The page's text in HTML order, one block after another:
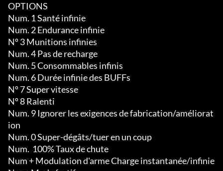
OPTIONS
Num. 1 Santé infinie
Num. 2 Endurance infinie
Nº 3 Munitions infinies
Num. 4 Pas de recharge
Num. 5 Consommables infinis
Num. 6 Durée infinie des BUFFs
Nº 7 Super vitesse
Nº 8 Ralenti
Num. 9 Ignorer les exigences de fabrication/améliorat
ion
Num. 0 Super-dégâts/tuer en un coup
Num.  100% Taux de chute
Num + Modulation d'arme Charge instantanée/infinie